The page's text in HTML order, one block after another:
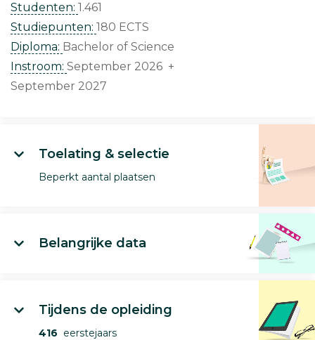
Studenten: 1.461
Studiepunten: 180 ECTS
Diploma: Bachelor of Science
Instroom: September 2026 +
September 2027
Toelating & selectie
Beperkt aantal plaatsen
Belangrijke data
Tijdens de opleiding
416 eerstejaars